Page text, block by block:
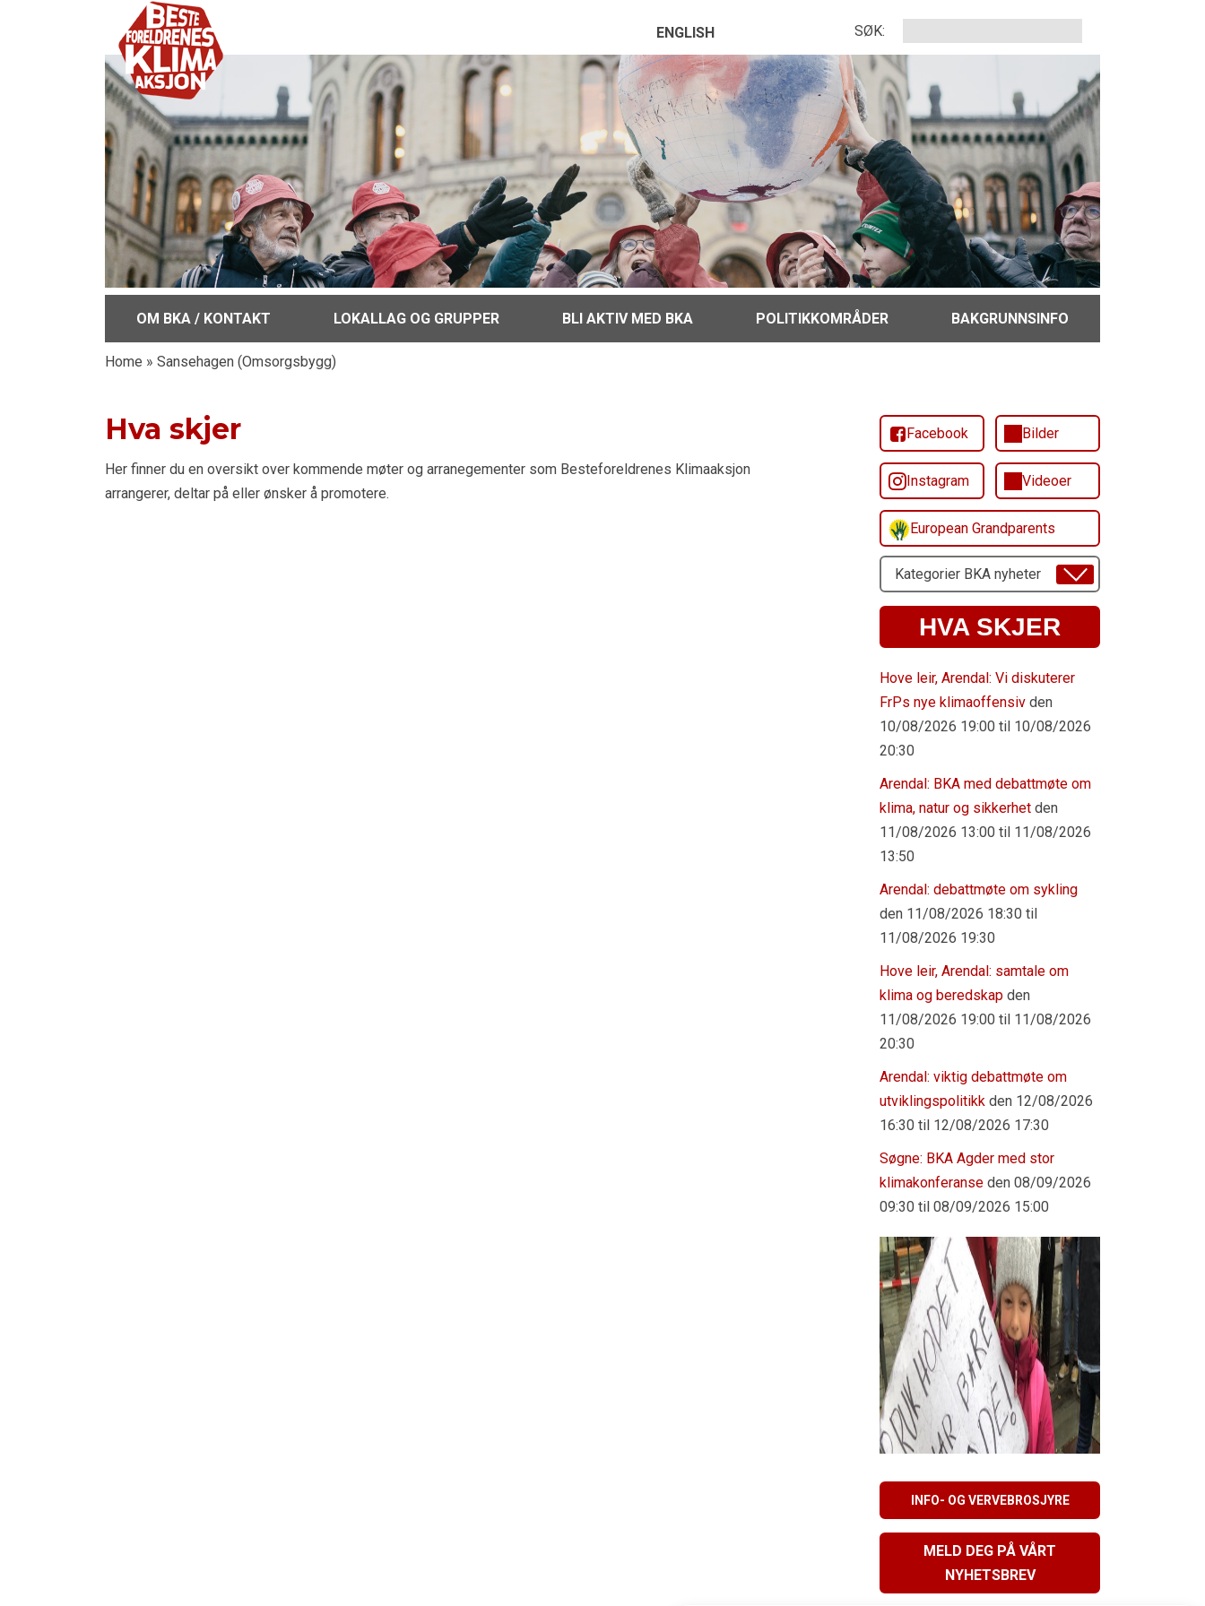
ENGLISH SØK:
OM BKA / KONTAKT LOKALLAG OG GRUPPER BLI AKTIV MED BKA POLITIKKOMRÅDER BAKGRUNNSINFO
Home » Sansehagen (Omsorgsbygg)
Hva skjer
Her finner du en oversikt over kommende møter og arranegementer som Besteforeldrenes Klimaaksjon
arrangerer, deltar på eller ønsker å promotere.
Facebook Bilder
Instagram Videoer
European Grandparents
Velg
Emne
HVA SKJER
Hove leir, Arendal: Vi diskuterer
FrPs nye klimaoffensiv den
10/08/2026 19:00 til 10/08/2026
20:30
Arendal: BKA med debattmøte om
klima, natur og sikkerhet den
11/08/2026 13:00 til 11/08/2026
13:50
Arendal: debattmøte om sykling
den 11/08/2026 18:30 til
11/08/2026 19:30
Hove leir, Arendal: samtale om
klima og beredskap den
11/08/2026 19:00 til 11/08/2026
20:30
Arendal: viktig debattmøte om
utviklingspolitikk den 12/08/2026
16:30 til 12/08/2026 17:30
Søgne: BKA Agder med stor
klimakonferanse den 08/09/2026
09:30 til 08/09/2026 15:00
INFO- OG VERVEBROSJYRE
MELD DEG PÅ VÅRT
NYHETSBREV